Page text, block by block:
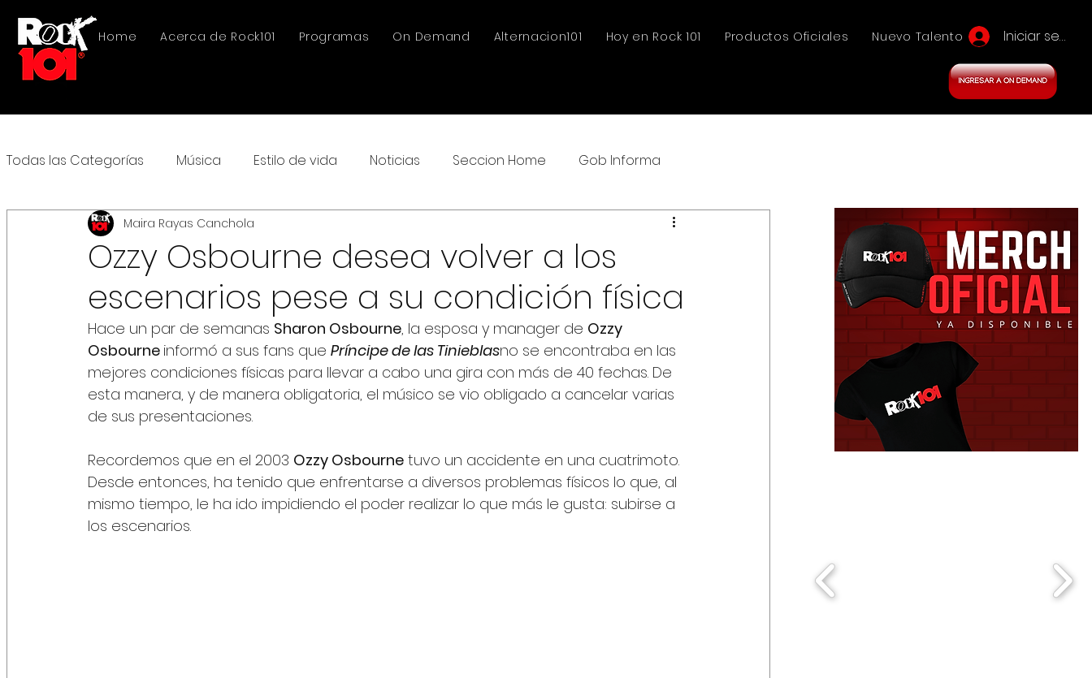
Home Acerca de Rock101 Programas On Demand Alternacion101 Hoy en Rock 101 Productos Oficiales Nuevo Talento Iniciar sesión
Todas las Categorías Música Estilo de vida Noticias Seccion Home Gob Informa
Ozzy Osbourne desea volver a los
escenarios pese a su condición física
Maira Rayas Canchola
Hace un par de semanas Sharon Osbourne, la esposa y manager de Ozzy
Osbourne informó a sus fans que Príncipe de las Tinieblasno se encontraba en las
mejores condiciones físicas para llevar a cabo una gira con más de 40 fechas. De
esta manera, y de manera obligatoria, el músico se vio obligado a cancelar varias
de sus presentaciones.
Recordemos que en el 2003 Ozzy Osbourne tuvo un accidente en una cuatrimoto.
Desde entonces, ha tenido que enfrentarse a diversos problemas físicos lo que, al
mismo tiempo, le ha ido impidiendo el poder realizar lo que más le gusta: subirse a
los escenarios.